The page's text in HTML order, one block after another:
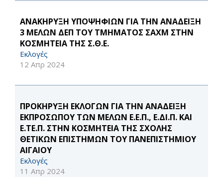
ΑΝΑΚΗΡΥΞΗ ΥΠΟΨΗΦΙΩΝ ΓΙΑ ΤΗΝ ΑΝΑΔΕΙΞΗ
3 ΜΕΛΩΝ ΔΕΠ ΤΟΥ ΤΜΗΜΑΤΟΣ ΣΑΧΜ ΣΤΗΝ
ΚΟΣΜΗΤΕΙΑ ΤΗΣ Σ.Θ.Ε.
Εκλογές
12 Απρ 2024
ΠΡΟΚΗΡΥΞΗ ΕΚΛΟΓΩΝ ΓΙΑ ΤΗΝ ΑΝΑΔΕΙΞΗ
ΕΚΠΡΟΣΩΠΟΥ ΤΩΝ ΜΕΛΩΝ Ε.Ε.Π., Ε.ΔΙ.Π. ΚΑΙ
Ε.ΤΕ.Π. ΣΤΗΝ ΚΟΣΜΗΤΕΙΑ ΤΗΣ ΣΧΟΛΗΣ
ΘΕΤΙΚΩΝ ΕΠΙΣΤΗΜΩΝ ΤΟΥ ΠΑΝΕΠΙΣΤΗΜΙΟΥ
ΑΙΓΑΙΟΥ
Εκλογές
11 Απρ 2024